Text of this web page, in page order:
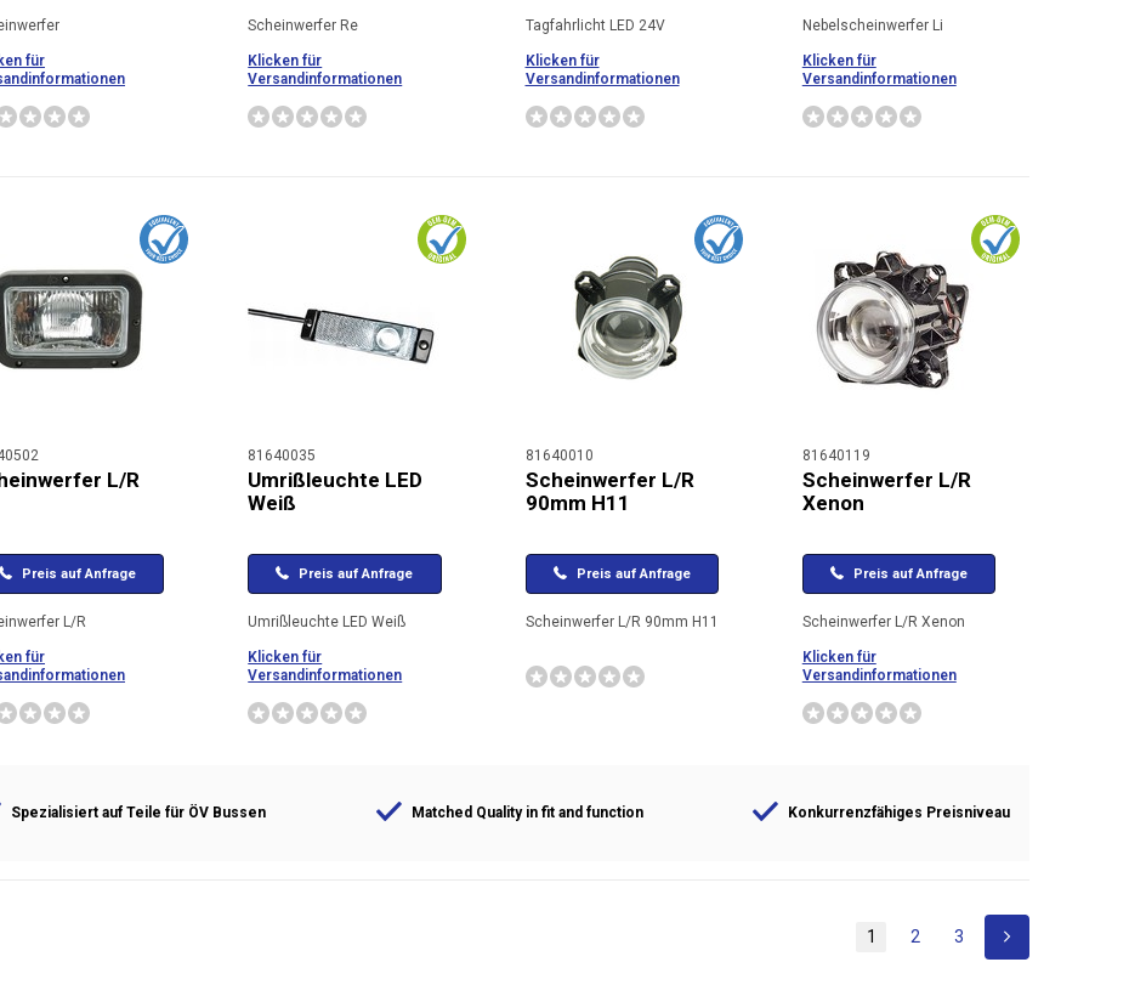
für
Scheinwerfer Re
Klicken für
Versandinformationen
Tagfahrlicht LED 24V
Klicken für
Versandinformationen
Nebelscheinwerfer Li
Klicken für
Versandinformationen
L/R
Preis auf Anfrage
L/R
für
81640035
Umrißleuchte LED
Weiß
Preis auf Anfrage
Umrißleuchte LED Weiß
Klicken für
Versandinformationen
81640010
Scheinwerfer L/R
90mm H11
Preis auf Anfrage
Scheinwerfer L/R 90mm H11
81640119
Scheinwerfer L/R
Xenon
Preis auf Anfrage
Scheinwerfer L/R Xenon
Klicken für
Versandinformationen
Spezialisiert auf Teile für ÖV Bussen Matched Quality in fit and function Konkurrenzfähiges Preisniveau
1 2 3